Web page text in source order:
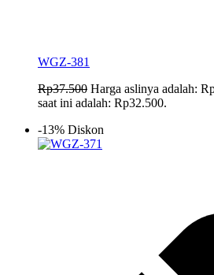
WGZ-381
Rp37.500 Harga aslinya adalah:
saat ini adalah: Rp32.500.
-13% Diskon